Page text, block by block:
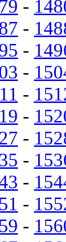
-
-
-
-
-
-
-
-
-
-
-